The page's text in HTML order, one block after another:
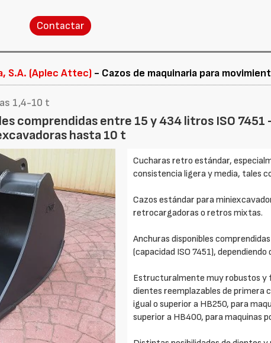
Contactar
S.A. (Aplec Attec) - Cazos de maquinaria para
1,4-10 t
comprendidas entre 15 y 434 litros ISO
hasta 10 t
Cucharas retro estándar,
consistencia ligera y media, tales
Cazos estándar para
retrocargadoras o retros mixtas.
Anchuras disponibles
(capacidad ISO 7451),
Estructuralmente muy robustos y
dientes reemplazables de primera
igual o superior a HB250, para
superior a HB400, para maquinas